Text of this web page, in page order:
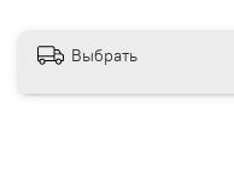
Выбрать